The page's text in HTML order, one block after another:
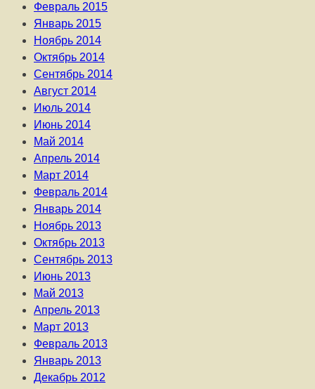
Февраль 2015
Январь 2015
Ноябрь 2014
Октябрь 2014
Сентябрь 2014
Август 2014
Июль 2014
Июнь 2014
Май 2014
Апрель 2014
Март 2014
Февраль 2014
Январь 2014
Ноябрь 2013
Октябрь 2013
Сентябрь 2013
Июнь 2013
Май 2013
Апрель 2013
Март 2013
Февраль 2013
Январь 2013
Декабрь 2012